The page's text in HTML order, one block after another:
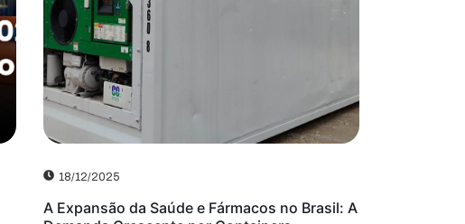
18/12/2025
A Expansão da Saúde e Fármacos no Brasil: A